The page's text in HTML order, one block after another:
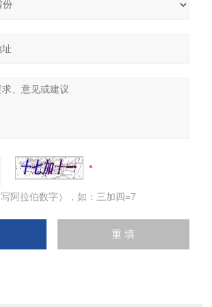
阿拉伯数字），如：三加四=7